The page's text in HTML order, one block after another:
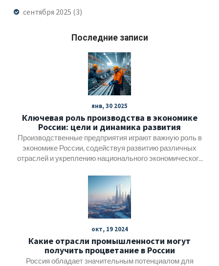
сентября 2025 (3)
Последние записи
янв, 30 2025
Ключевая роль производства в экономике
России: цели и динамика развития
Производственные предприятия играют важную роль в
экономике России, содействуя развитию различных
отраслей и укреплению национального экономического
ограничивается лишь прибылью; они также направлены
на инновации, улучшение качества продукции и
устойчивое развитие. В статье рассматриваются
ключевые задачи заводов, их вклад в создание рабочих
мест и как внедрение новых технологий помогает
повысить эффективность производства. Особое
внимание уделяется тому, как заводы способствуют
экономической стабильности и расширению рынка.
окт, 19 2024
Какие отрасли промышленности могут
получить процветание в России
Россия обладает значительным потенциалом для